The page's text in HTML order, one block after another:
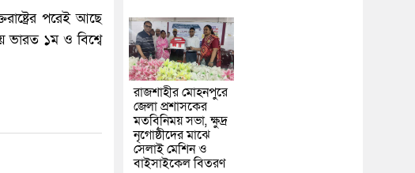
পরেই আছে
ভারত ১ম ও বিশ্বে
রাজশাহীর মোহনপুরে
জেলা প্রশাসকের
মতবিনিময় সভা, ক্ষুদ্র
নৃগোষ্ঠীদের মাঝে
সেলাই মেশিন ও
বাইসাইকেল বিতরণ